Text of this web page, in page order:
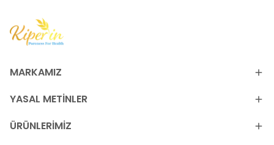
MARKAMIZ
YASAL METİNLER
ÜRÜNLERİMİZ